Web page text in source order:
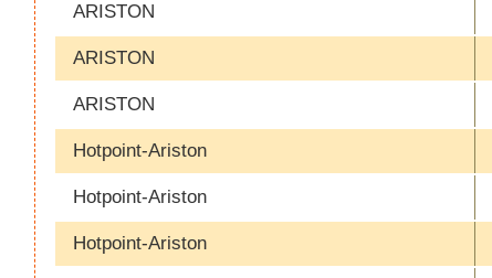
ARISTON
ARISTON
ARISTON
Hotpoint-Ariston
Hotpoint-Ariston
Hotpoint-Ariston